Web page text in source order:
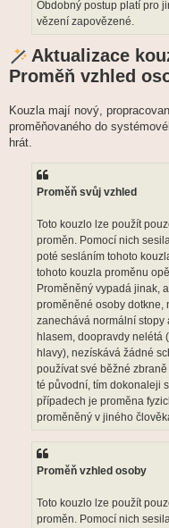
Obdobný postup platí pro
vězení zapovězené.
Aktualizace
Proměň vzhled
Kouzla mají nový,
proměňovaného do
hrát.
Proměň svůj vzhled
Toto kouzlo lze použít
proměn. Pomocí nich
poté sesláním tohoto
tohoto kouzla proměnu
Proměněný vypadá jinak,
proměněné osoby dotkne,
zanechává normální stopy
hlasem, doopravdy nelétá
hlavy), nezískává žádné
používat své běžné
té původní, tím dokonaleji
případech je proměna
proměněný v jiného
Proměň vzhled osoby
Toto kouzlo lze použít
proměn. Pomocí nich